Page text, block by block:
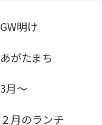
GW明け
あがたまち
3月～
２月のランチ